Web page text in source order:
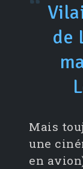
de
Mais
une
en